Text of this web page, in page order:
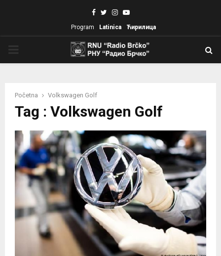
Facebook
TwitterInstagram
Youtube
Program Latinica Ћирилица
Početna Volkswagen Golf
Tag : Volkswagen Golf